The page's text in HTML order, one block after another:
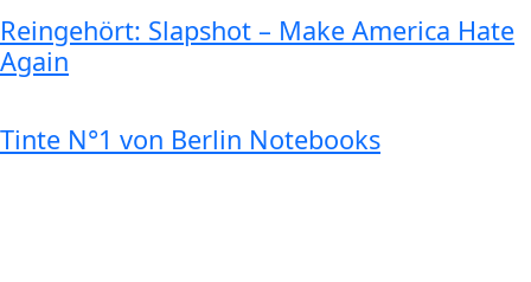
Reingehört: Slapshot – Make America Hate
Again
Tinte N°1 von Berlin Notebooks